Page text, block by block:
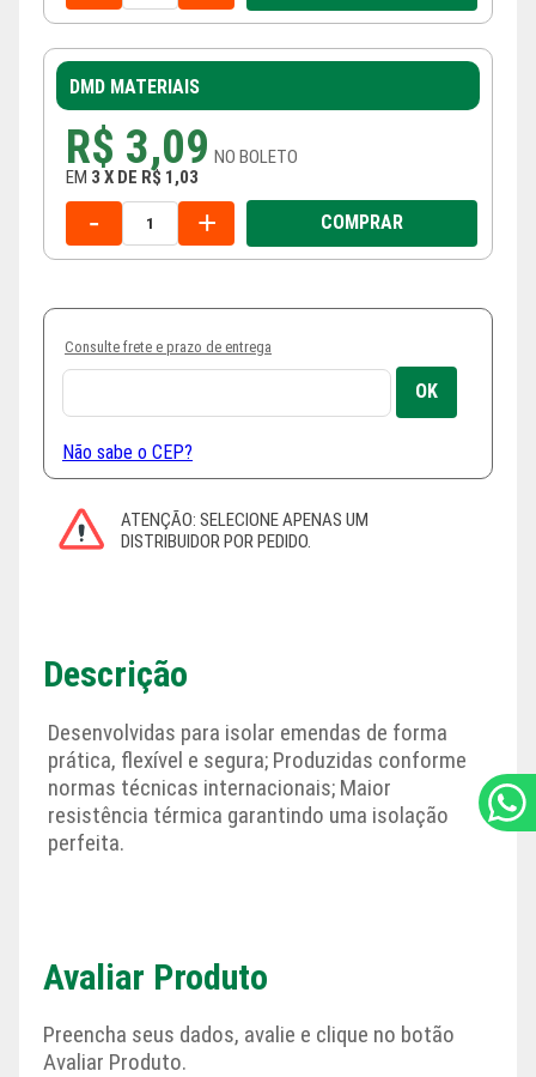
DMD MATERIAIS
R$ 3,09 NO BOLETO
EM 3 X DE R$ 1,03
- + COMPRAR
Consulte frete e prazo de entrega
Não sabe o CEP?
Descrição
Desenvolvidas para isolar emendas de forma
prática, flexível e segura; Produzidas conforme
normas técnicas internacionais; Maior
resistência térmica garantindo uma isolação
perfeita.
Avaliar Produto
Preencha seus dados, avalie e clique no botão
Avaliar Produto.